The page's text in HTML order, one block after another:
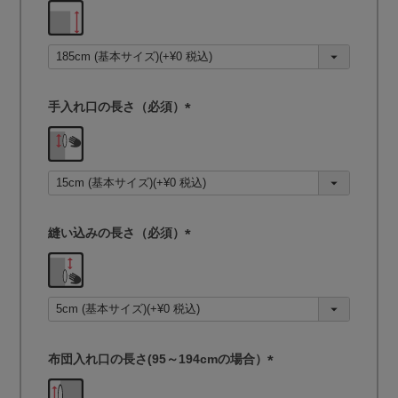
須
)
手入れ口の長さ（必須）
須
)
縫い込みの長さ（必須）
須
)
布団入れ口の長さ(95～194cmの場合）